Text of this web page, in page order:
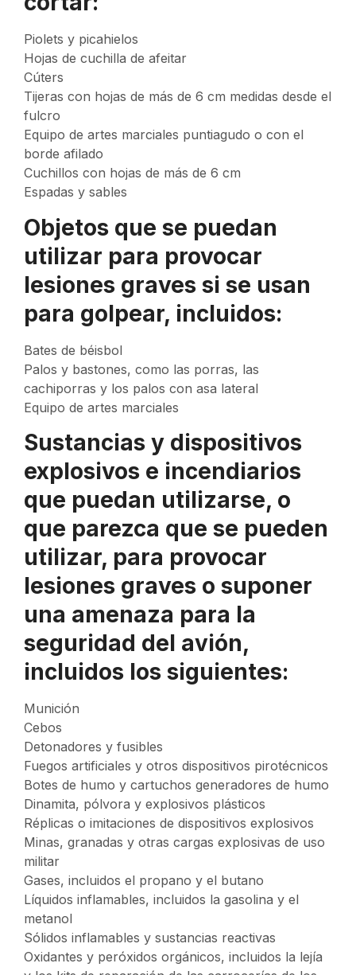
Piolets y picahielos
Hojas de cuchilla de afeitar
Cúters
Tijeras con hojas de más de 6 cm medidas desde el
fulcro
Equipo de artes marciales puntiagudo o con el
borde afilado
Cuchillos con hojas de más de 6 cm
Espadas y sables
Objetos que se puedan
utilizar para provocar
lesiones graves si se usan
para golpear, incluidos:
Bates de béisbol
Palos y bastones, como las porras, las
cachiporras y los palos con asa lateral
Equipo de artes marciales
Sustancias y dispositivos
explosivos e incendiarios
que puedan utilizarse, o
que parezca que se pueden
utilizar, para provocar
lesiones graves o suponer
una amenaza para la
seguridad del avión,
incluidos los siguientes:
Munición
Cebos
Detonadores y fusibles
Fuegos artificiales y otros dispositivos pirotécnicos
Botes de humo y cartuchos generadores de humo
Dinamita, pólvora y explosivos plásticos
Réplicas o imitaciones de dispositivos explosivos
Minas, granadas y otras cargas explosivas de uso
militar
Gases, incluidos el propano y el butano
Líquidos inflamables, incluidos la gasolina y el
metanol
Sólidos inflamables y sustancias reactivas
Oxidantes y peróxidos orgánicos, incluidos la lejía